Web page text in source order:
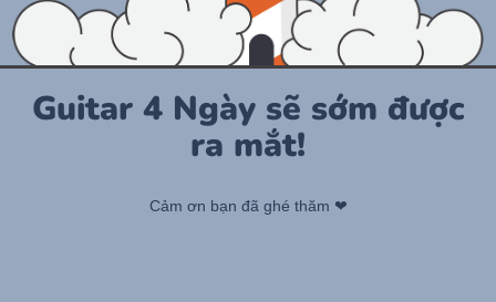
Guitar 4 Ngày sẽ sớm được
ra mắt!
Cảm ơn bạn đã ghé thăm ❤